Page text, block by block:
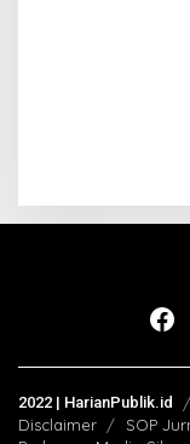
2022 | HarianPublik.id
Disclaimer
SOP